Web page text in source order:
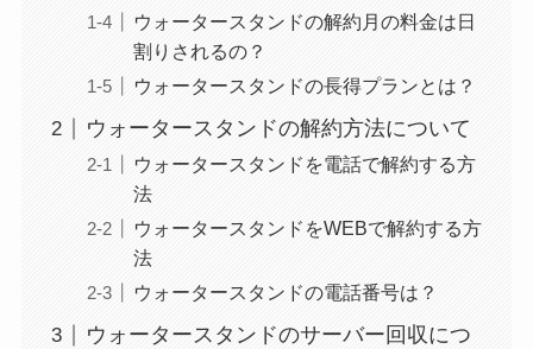
ウォータースタンドの解約月の料金は日
割りされるの？
ウォータースタンドの長得プランとは？
ウォータースタンドの解約方法について
ウォータースタンドを電話で解約する方
法
ウォータースタンドをWEBで解約する方
法
ウォータースタンドの電話番号は？
ウォータースタンドのサーバー回収につ